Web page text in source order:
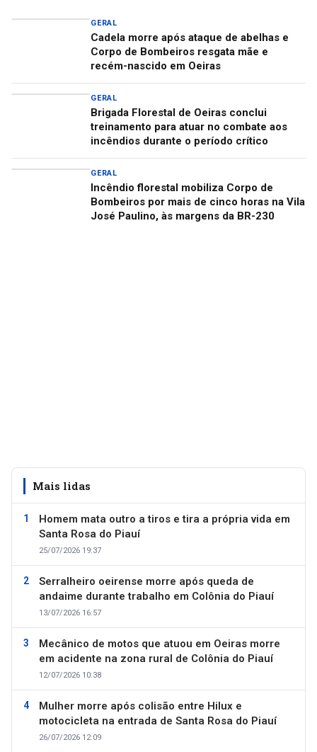
GERAL
Cadela morre após ataque de abelhas e
Corpo de Bombeiros resgata mãe e
recém-nascido em Oeiras
GERAL
Brigada Florestal de Oeiras conclui
treinamento para atuar no combate aos
incêndios durante o período crítico
GERAL
Incêndio florestal mobiliza Corpo de
Bombeiros por mais de cinco horas na Vila
José Paulino, às margens da BR-230
Mais lidas
Homem mata outro a tiros e tira a própria vida em
Santa Rosa do Piauí
25/07/2026 19:37
Serralheiro oeirense morre após queda de
andaime durante trabalho em Colônia do Piauí
13/07/2026 16:57
Mecânico de motos que atuou em Oeiras morre
em acidente na zona rural de Colônia do Piauí
12/07/2026 10:38
Mulher morre após colisão entre Hilux e
motocicleta na entrada de Santa Rosa do Piauí
26/07/2026 12:09